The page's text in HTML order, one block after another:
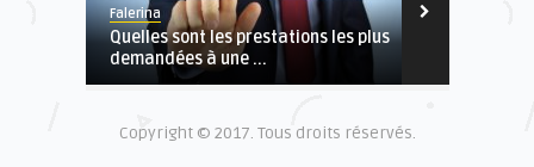
Falerina
Quelles sont les prestations les plus
demandées à une ...
Copyright © 2017. Tous droits réservés.